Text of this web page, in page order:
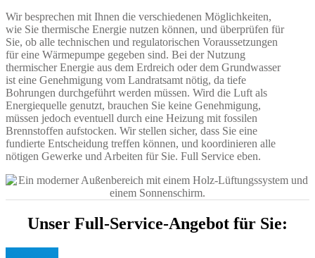
Wir besprechen mit Ihnen die verschiedenen Möglichkeiten,
wie Sie thermische Energie nutzen können, und überprüfen für
Sie, ob alle technischen und regulatorischen Voraussetzungen
für eine Wärmepumpe gegeben sind. Bei der Nutzung
thermischer Energie aus dem Erdreich oder dem Grundwasser
ist eine Genehmigung vom Landratsamt nötig, da tiefe
Bohrungen durchgeführt werden müssen. Wird die Luft als
Energiequelle genutzt, brauchen Sie keine Genehmigung,
müssen jedoch eventuell durch eine Heizung mit fossilen
Brennstoffen aufstocken. Wir stellen sicher, dass Sie eine
fundierte Entscheidung treffen können, und koordinieren alle
nötigen Gewerke und Arbeiten für Sie. Full Service eben.
Unser Full-Service-Angebot für Sie: